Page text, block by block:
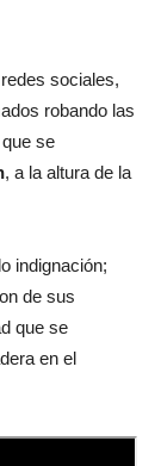
sociales,
robando las
se
, a la altura de la
indignación;
de sus
que se
en el